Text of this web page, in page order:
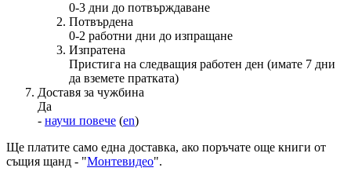
0-3 дни до потвърждаване
Потвърдена
0-2 работни дни до изпращане
Изпратена
Пристига на следващия работен ден (имате 7 дни
да вземете пратката)
Доставя за чужбина
Да
- научи повече (en)
Ще платите само една доставка, ако поръчате още книги от
същия щанд - "Монтевидео".